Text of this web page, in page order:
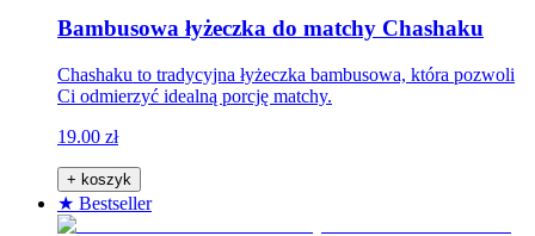
Bambusowa łyżeczka do matchy Chashaku
Chashaku to tradycyjna łyżeczka bambusowa, która pozwoli
Ci odmierzyć idealną porcję matchy.
19.00 zł
+ koszyk
★ Bestseller